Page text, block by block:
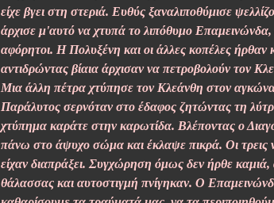
είχε βγει στη στεριά. Ευθύς ξαναλιποθύμισε
άρχισε μ'αυτό να χτυπά το λιπόθυμο
αφόρητοι. Η Πολυξένη και οι άλλες κοπέλες
αντιδρώντας βίαια άρχισαν να πετροβολούν τον
Μια άλλη πέτρα χτύπησε τον Κλεάνθη στον
Παράλυτος σερνόταν στο έδαφος ζητώντας τη
χτύπημα καράτε στην καρωτίδα. Βλέποντας ο
πάνω στο άψυχο σώμα και έκλαψε πικρά. Οι τρεις
είχαν διαπράξει. Συγχώρηση όμως δεν ήρθε
θάλασσας και αυτοστιγμή πνίγηκαν. Ο